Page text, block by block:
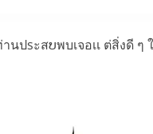
นปsะสບพบเจอเเ ต่สิ่งดี